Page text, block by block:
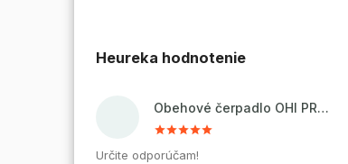
Heureka hodnotenie
Obehové čerpadlo OHI PRO 32-60/180 pre kúrenie a cirkuláciu vody
Určite odporúčam!